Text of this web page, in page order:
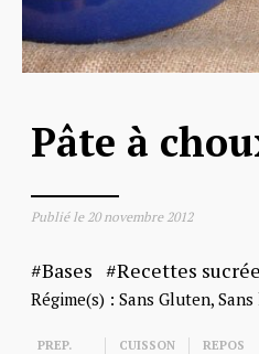
Pâte à
Publié le 20 novembre 2012
Bases Recettes
Régime(s) :Sans Gluten
PREP. CUISSON REPOS